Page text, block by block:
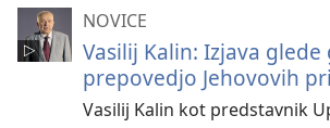
NOVICE
Vasilij Kalin: Izjava glede
prepovedjo Jehovovih
Vasilij Kalin kot predstavnik